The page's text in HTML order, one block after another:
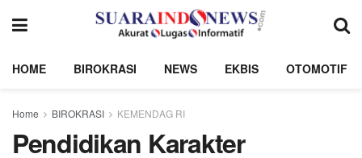
HOME BIROKRASI NEWS EKBIS OTOMOTIF
Home BIROKRASI KEMENDAG RI
Pendidikan Karakter